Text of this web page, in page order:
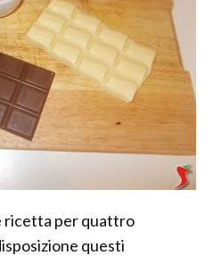
ricetta per quattro
questi